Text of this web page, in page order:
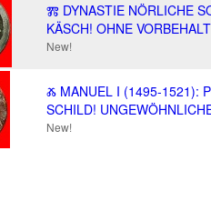
Ⰿ DYNASTIE NÖRLICHE
KÄSCH! OHNE
New!
Ⰶ MANUEL I (1495-1521):
SCHILD!
New!